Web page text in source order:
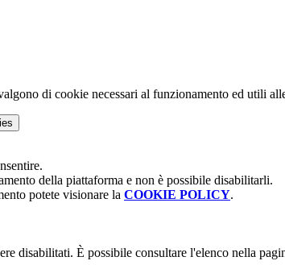
di cookie necessari al funzionamento ed utili
della piattaforma e non è possibile disabilitarli.
potete visionare la COOKIE POLICY.
disabilitati. È possibile consultare l'elenco nella